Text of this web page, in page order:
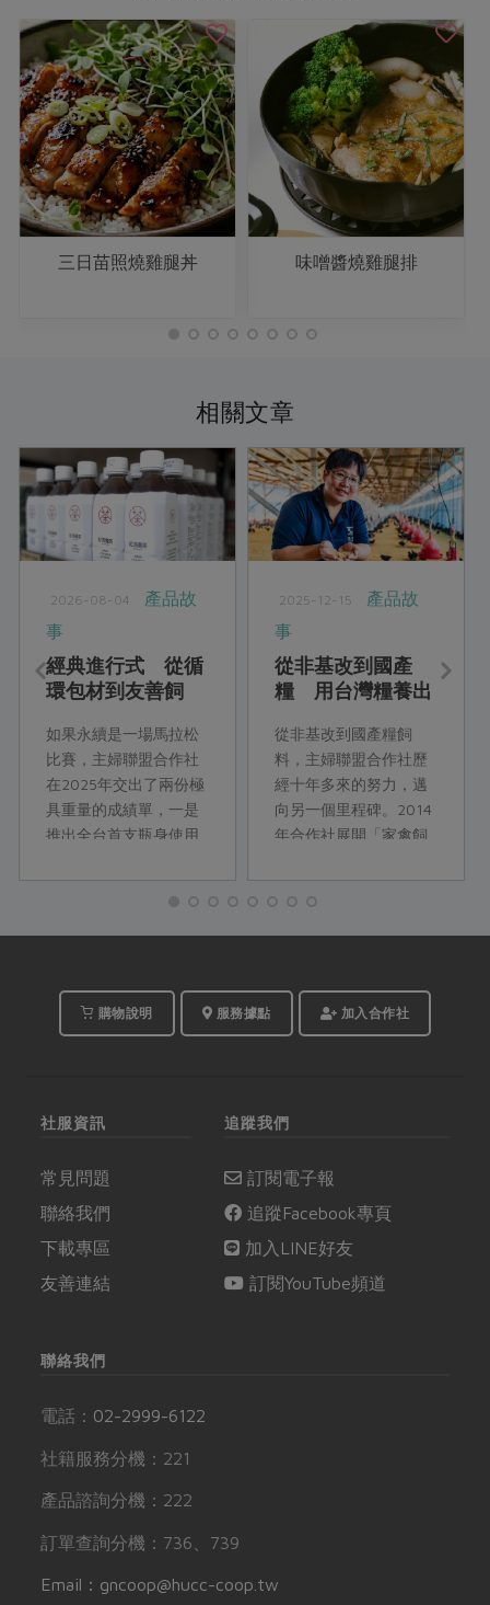
三日苗照燒雞腿丼 味噌醬燒雞腿排
相關文章
2026-08-04
產品故
事
經典進行式 從循
環包材到友善飼
里程碑
如果永續是一場馬拉松
比賽，主婦聯盟合作社
在2025年交出了兩份極
具重量的成績單，一是
推出全台首支瓶身使用
烏龍瓶裝茶飲，落實包
材的循環利用，二是使
用國產飼料養出善糧黃
2025-12-15
產品故
事
從非基改到國產
糧 用台灣糧養出
從非基改到國產糧飼
料，主婦聯盟合作社歷
經十年多來的努力，邁
向另一個里程碑。2014
年合作社展開「家禽飼
畫」，當時飼料中連使
目標都困難重重。如今
配方的台灣善糧黃金土
雞。
購物說明 服務據點 加入合作社
社服資訊
常見問題
聯絡我們
下載專區
友善連結
追蹤我們
訂閱電子報
追蹤Facebook專頁
加入LINE好友
訂閱YouTube頻道
聯絡我們
電話： 02-2999-6122
社籍服務分機：221
產品諮詢分機：222
訂單查詢分機：736、739
Email：gncoop@hucc-coop.tw